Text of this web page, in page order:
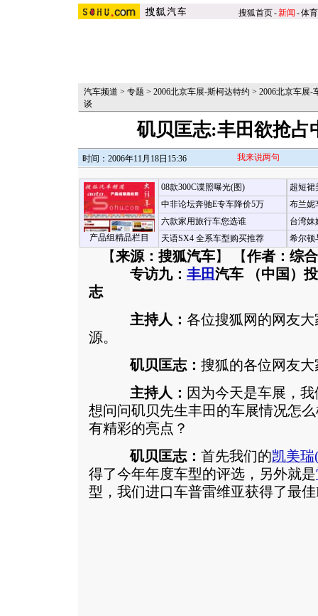
搜狐首页-新闻 -体育
汽车频道 > 专题 > 2006北京车展-斯柯达特约 > 2006北京车展-
谈
矶贝匡志:丰田欲抢占
时间：2006年11月18日15:36 我来说两句
产品组精品栏目
08款300C谍照曝光(图)
中非论坛奔驰E专车降价5万
六款家用旅行车您选谁
天语SX4 全系车型购买推荐
超短裙
布兰妮
台湾妹
希尔顿
【来源：搜狐汽车】 【作者：综
专访九： 丰田汽车 （中国）
志
主持人： 各位搜狐网的网友
源。
矶贝匡志： 搜狐的各位网友大
主持人： 因为今天是车展，
想问问矶贝先生丰田的车展情况怎
有精彩的亮点？
矶贝匡志： 首先我们的凯美瑞
得了今年年度车型的评选，另外就是
型，我们进口车普雷维亚获得了最